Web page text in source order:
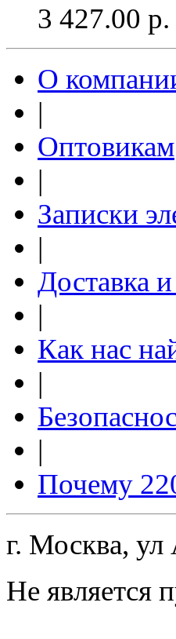
3 427.00 р.
О
|
Оптовикам
|
Записки
|
Доставка
|
Как нас
|
|
Почему
г. Москва,
Не является